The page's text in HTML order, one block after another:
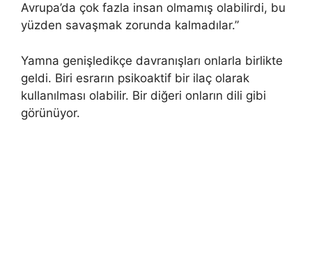
Avrupa’da çok fazla insan olmamış olabilirdi, bu
yüzden savaşmak zorunda kalmadılar.”
Yamna genişledikçe davranışları onlarla birlikte
geldi. Biri esrarın psikoaktif bir ilaç olarak
kullanılması olabilir. Bir diğeri onların dili gibi
görünüyor.